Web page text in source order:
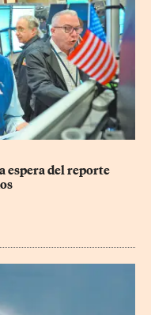
espera del reporte